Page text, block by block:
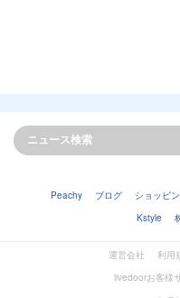
Peachy ブログ ショッピ
Kstyle
運営会社 利用
livedoorお客様